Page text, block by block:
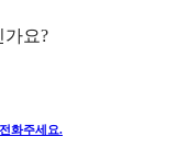
가요?
화주세요.